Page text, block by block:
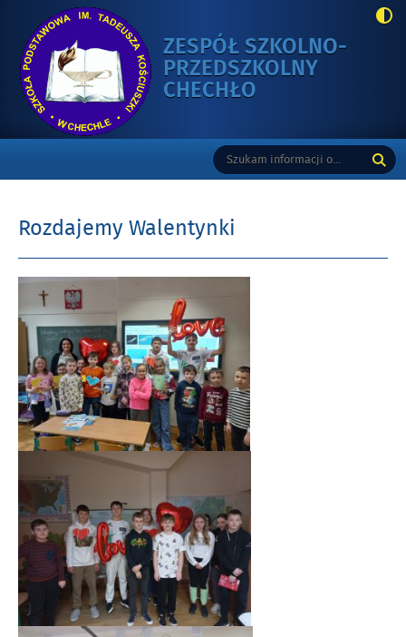
ZESPÓŁ SZKOLNO-
PRZEDSZKOLNY
CHECHŁO
WALENTYNKI
Wyszukiwarka
Tutaj
wpisz
szukaną
Rozdajemy Walentynki
Opublikowano
dniu